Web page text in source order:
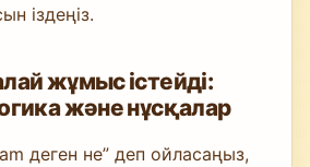
іздеңіз.
жұмыс істейді:
және нұсқалар
деген не” деп ойласаңыз,